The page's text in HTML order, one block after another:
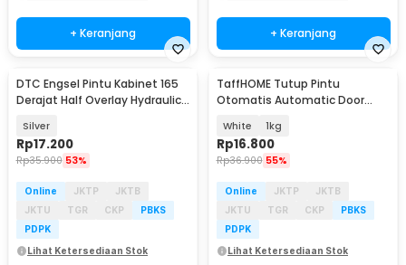
+ Keranjang + Keranjang
DTC Engsel Pintu Kabinet 165
Derajat Half Overlay Hydraulic
Silver
Rp17.200
Rp35.900 53%
Online JKTP
JKTB
JKTU
TGR CKP
PBKS
PDPK
Lihat Ketersediaan Stok
TaffHOME Tutup Pintu
Otomatis Automatic Door
White 1kg
Rp16.800
Rp36.900 55%
Online JKTP
JKTB
JKTU
TGR CKP
PBKS
PDPK
Lihat Ketersediaan Stok